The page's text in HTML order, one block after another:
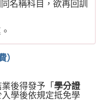
名稱科目，欲再回訓
）
後得發予「 學分證
學後依規定抵免學